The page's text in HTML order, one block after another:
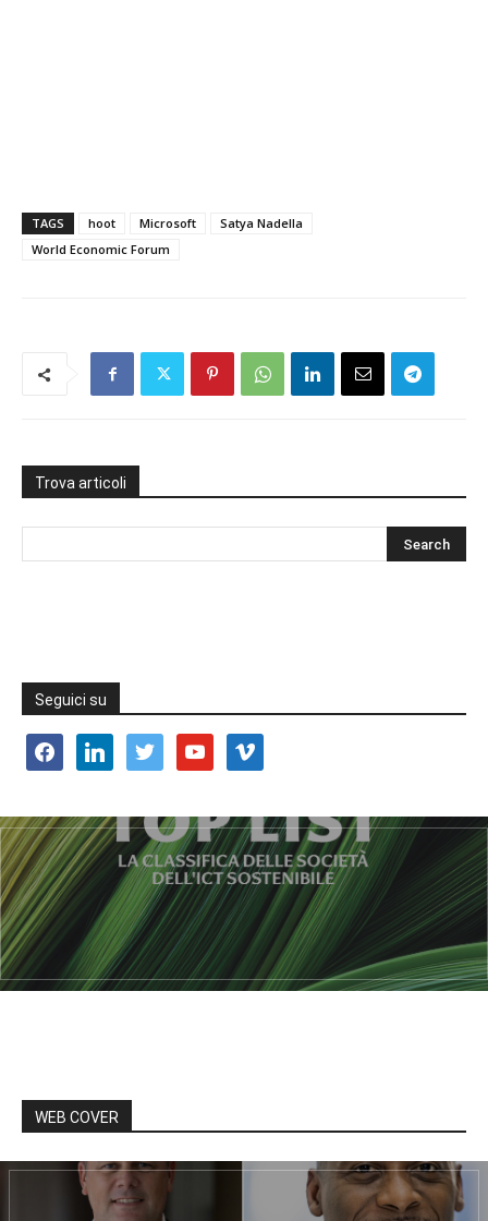
TAGS hoot Microsoft
Satya Nadella
World Economic Forum
Trova articoli
Seguici su
facebooklinkedin twitter youtube vimeo
WEB COVER